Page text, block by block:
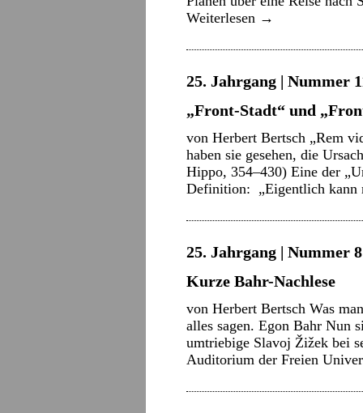
Weiterlesen →
25. Jahrgang | Nummer
„Front-Stadt“ und
von Herbert Bertsch „Rem
haben sie gesehen, die
Hippo, 354–430) Eine der
Definition: „Eigentlich
25. Jahrgang | Nummer
Kurze Bahr-Nachlese
von Herbert Bertsch Was
alles sagen. Egon Bahr Nun
umtriebige Slavoj Žižek bei
Auditorium der Freien